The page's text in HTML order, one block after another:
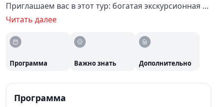
Приглашаем вас в этот тур: богатая экскурсионная и
развлекательная программа включает осмотр
ЮНЕСКО), величественного замка в Лиде и руин
древнего замка в Новогрудке. Вас ждёт ночь на
включено: встреча у вагона, трансфер, раннее
заселение, входные билеты, завтраки «шведский
Читать далее
Программа Важно знать Дополнительно
Программа